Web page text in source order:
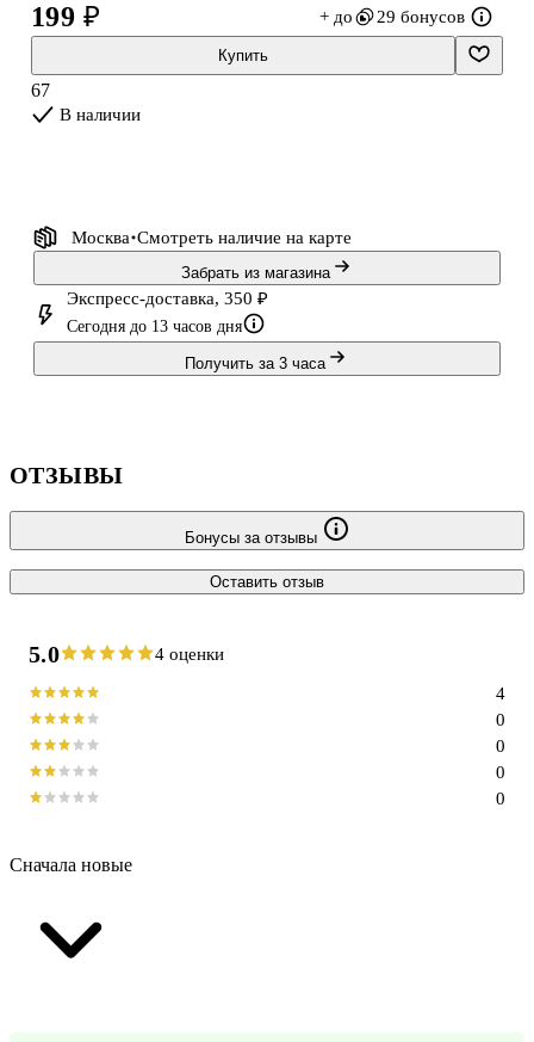
199 ₽ + до 29 бонусов
Купить
67
В наличии
Москва Смотреть наличие на карте
Забрать из магазина
Экспресс-доставка, 350 ₽
Сегодня до 13 часов дня
Получить за 3 часа
ОТЗЫВЫ
Бонусы за отзывы
Оставить отзыв
5.0 4 оценки
0
0
0
0
4
Сначала новые